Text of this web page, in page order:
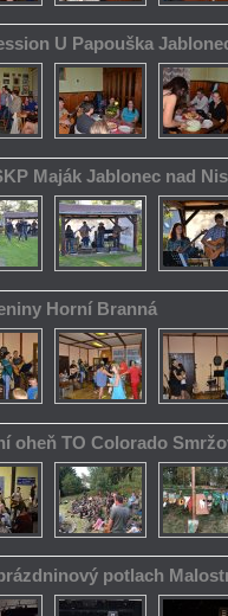
U Papouška
Maják Jablonec nad
Horní Branná
oheň TO Colorado
potlach